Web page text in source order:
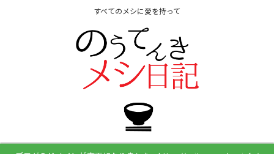
すべてのメシに愛を持って